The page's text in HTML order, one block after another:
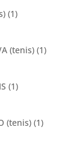
(1)
(tenis) (1)
(1)
(tenis) (1)